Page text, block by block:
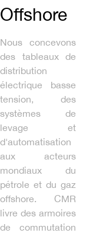
Offshore
Nous concevons
des tableaux de
distribution
électrique basse
tension, des
systèmes de
levage et
d'automatisation
aux acteurs
mondiaux du
pétrole et du gaz
offshore. CMR
livre des armoires
de commutation